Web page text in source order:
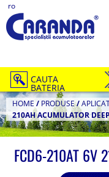
ro
CAUTA
BATERIA
HOME / PRODUSE/
210AH ACUMULATOR
FCD6-210AT 6V